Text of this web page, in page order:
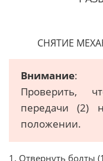
СНЯТИЕ
Внимание:
Проверить,
передачи (2)
положении.
1. Отвернуть болты